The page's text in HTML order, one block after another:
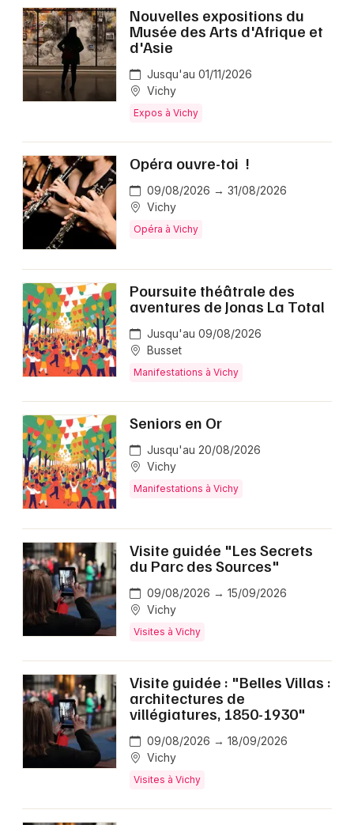
Nouvelles expositions du
Musée des Arts d'Afrique et
d'Asie
Jusqu'au 01/11/2026
Vichy
Expos à Vichy
Opéra ouvre-toi !
09/08/2026 → 31/08/2026
Vichy
Opéra à Vichy
Poursuite théâtrale des
aventures de Jonas La Total
Jusqu'au 09/08/2026
Busset
Manifestations à Vichy
Seniors en Or
Jusqu'au 20/08/2026
Vichy
Manifestations à Vichy
Visite guidée "Les Secrets
du Parc des Sources"
09/08/2026 → 15/09/2026
Vichy
Visites à Vichy
Visite guidée : "Belles Villas :
architectures de
villégiatures, 1850-1930"
09/08/2026 → 18/09/2026
Vichy
Visites à Vichy